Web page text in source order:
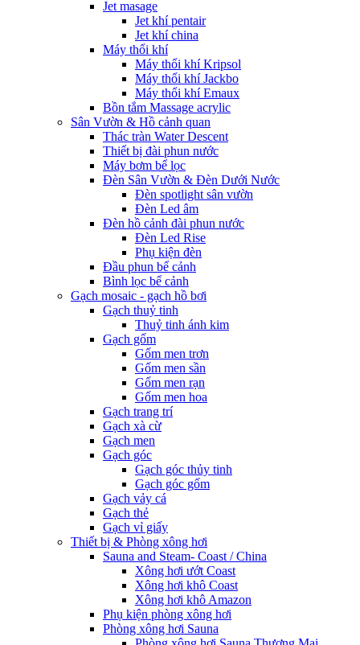
Jet masage
Jet khí pentair
Jet khí china
Máy thổi khí
Máy thổi khí Kripsol
Máy thổi khí Jackbo
Máy thổi khí Emaux
Bồn tắm Massage acrylic
Sân Vườn & Hồ cảnh quan
Thác tràn Water Descent
Thiết bị đài phun nước
Máy bơm bể lọc
Đèn Sân Vườn & Đèn Dưới Nước
Đèn spotlight sân vườn
Đèn Led âm
Đèn hồ cảnh đài phun nước
Đèn Led Rise
Phụ kiện đèn
Đầu phun bể cảnh
Bình lọc bể cảnh
Gạch mosaic - gạch hồ bơi
Gạch thuỷ tinh
Thuỷ tinh ánh kim
Gạch gốm
Gốm men trơn
Gốm men sần
Gốm men rạn
Gốm men hoa
Gạch trang trí
Gạch xà cừ
Gạch men
Gạch góc
Gạch góc thủy tinh
Gạch góc gốm
Gạch vảy cá
Gạch thẻ
Gạch vỉ giấy
Thiết bị & Phòng xông hơi
Sauna and Steam- Coast / China
Xông hơi ướt Coast
Xông hơi khô Coast
Xông hơi khô Amazon
Phụ kiện phòng xông hơi
Phòng xông hơi Sauna